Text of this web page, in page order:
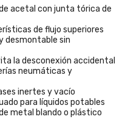
acetal con junta tórica de
de flujo superiores
desmontable sin
la desconexión accidental
neumáticas y
inertes y vacío
para líquidos potables
metal blando o plástico